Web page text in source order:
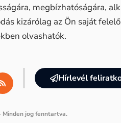
megbízhatóságára,
kizárólag az Ön saját
olvashatók.
Hírlevél
Minden jog fenntartva.